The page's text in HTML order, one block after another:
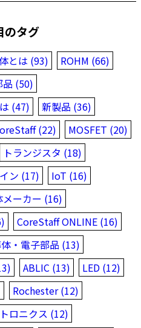
のタグ
とは (93)
ROHM (66)
品 (50)
(47)
新製品 (36)
(22)
MOSFET (20)
トランジスタ (18)
ン (17)
IoT (16)
メーカー (16)
CoreStaff ONLINE (16)
・電子部品 (13)
ABLIC (13)
LED (12)
Rochester (12)
ロニクス (12)